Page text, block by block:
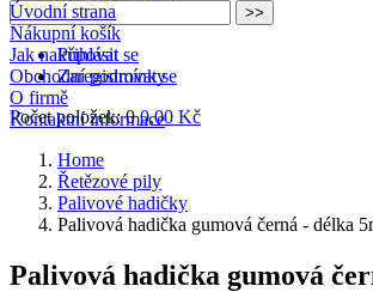
Přihlásit se
Zaregistrovat se
Počet položek: 0 0,00 Kč
Úvodní strana
Nákupní košík
Jak nakupovat
Obchodní podmínky
O firmě
Kontaktní informace
Home
Řetězové pily
Palivové hadičky
Palivová hadička gumová černá - délka
Palivová hadička gumová